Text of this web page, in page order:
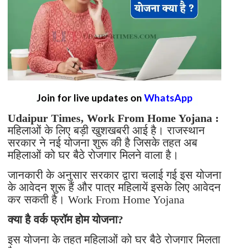
Join for live updates on WhatsApp
Udaipur Times, Work From Home Yojana :
महिलाओं के लिए बड़ी खुशखबरी आई है। राजस्थान
सरकार ने नई योजना शुरू की है जिसके तहत अब
महिलाओं को घर बैठे रोजगार मिलने वाला है।
जानकारी के अनुसार सरकार द्वारा चलाई गई इस योजना
के आवेदन शुरू हैं और पात्र महिलायें इसके लिए आवेदन
कर सकती है। Work From Home Yojana
क्या है वर्क फ्रॉम होम योजना?
इस योजना के तहत महिलाओं को घर बैठे रोजगार मिलता